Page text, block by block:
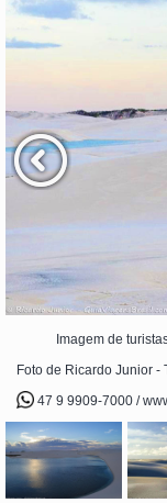
Imagem de
Foto de Ricardo Junior -
47 9 9909-7000 /